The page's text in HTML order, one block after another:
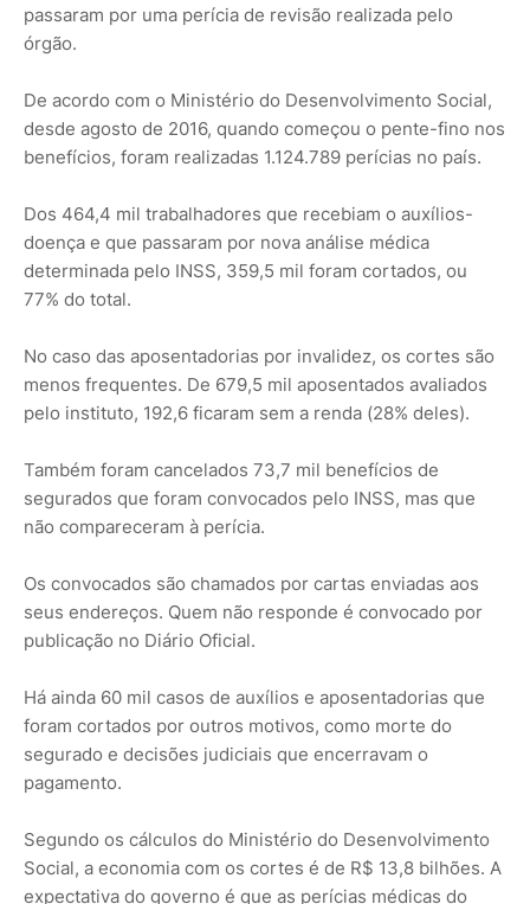
passaram por uma perícia de revisão realizada pelo
órgão.
De acordo com o Ministério do Desenvolvimento Social,
desde agosto de 2016, quando começou o pente-fino nos
benefícios, foram realizadas 1.124.789 perícias no país.
Dos 464,4 mil trabalhadores que recebiam o auxílios-
doença e que passaram por nova análise médica
determinada pelo INSS, 359,5 mil foram cortados, ou
77% do total.
No caso das aposentadorias por invalidez, os cortes são
menos frequentes. De 679,5 mil aposentados avaliados
pelo instituto, 192,6 ficaram sem a renda (28% deles).
Também foram cancelados 73,7 mil benefícios de
segurados que foram convocados pelo INSS, mas que
não compareceram à perícia.
Os convocados são chamados por cartas enviadas aos
seus endereços. Quem não responde é convocado por
publicação no Diário Oficial.
Há ainda 60 mil casos de auxílios e aposentadorias que
foram cortados por outros motivos, como morte do
segurado e decisões judiciais que encerravam o
pagamento.
Segundo os cálculos do Ministério do Desenvolvimento
Social, a economia com os cortes é de R$ 13,8 bilhões. A
expectativa do governo é que as perícias médicas do